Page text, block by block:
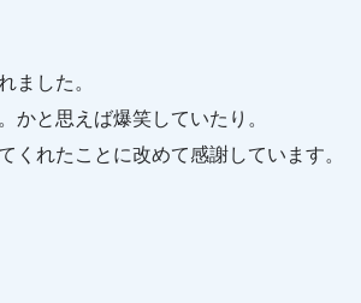
ました。
かと思えば爆笑していたり。
くれたことに改めて感謝しています。